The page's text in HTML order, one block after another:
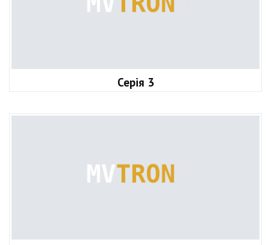
Серія 3